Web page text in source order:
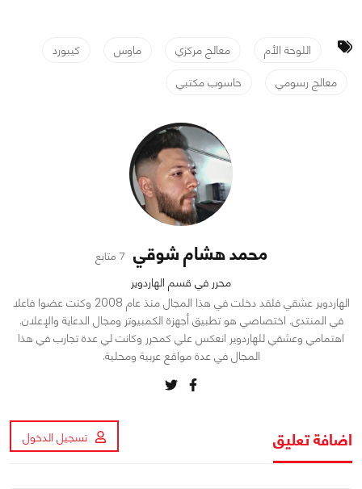
اللوحة الأم معالج مركزي ماوس
كيبورد
معالج رسومي
حاسوب مكتبي
محمد هشام شوقي 7 متابع
محرر في قسم الهاردوير
الهاردوير عشقي فلقد دخلت في هذا المجال منذ عام 2008 وكنت عضوا فاعلا
في المنتدى. اختصاصي هو تطبيق أجهزة الكمبيوتر ومجال الدعاية والإعلان.
اهتمامي وعشقي للهاردوير انعكس علي كمحرر وكانت لي عدة تجارب في هذا
المجال في عدة مواقع عربية ومحلية.
اضافة تعليق تسجيل الدخول